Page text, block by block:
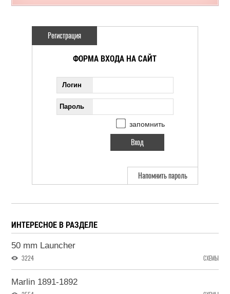
Регистрация
ФОРМА ВХОДА НА САЙТ
Логин
Пароль
запомнить
Напомнить пароль
ИНТЕРЕСНОЕ В РАЗДЕЛЕ
50 mm Launcher
3224 СХЕМЫ
Marlin 1891-1892